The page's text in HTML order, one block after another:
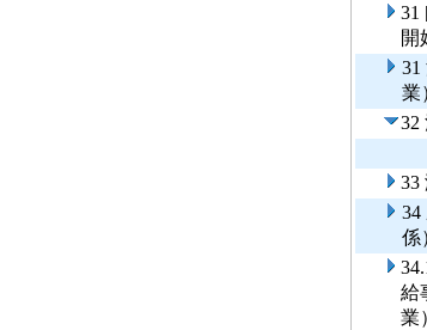
31
開
31
業
32
33
34
係
給
業